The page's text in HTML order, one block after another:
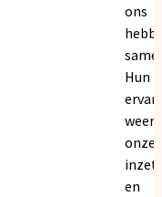
ons
Hun
onze
inzet
en